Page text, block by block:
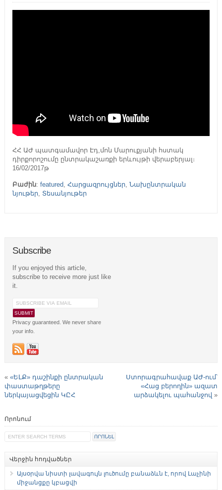
ՀՀ ԱԺ պատգամավոր Էդ,մոն Մարուքյանի հստակ
դիրքորոշումը ընտրակաշառքի երևույթի վերաբերյալ։
16/02/2017թ
Բաժին: featured, Հարցազրույցներ, Նախընտրական
նյութեր, Տեսանյութեր
Subscribe
If you enjoyed this article,
subscribe to receive more just like
it.
Privacy guaranteed. We never share
your info.
« «ԵԼՔ» դաշինքի ընտրական
փաստաթղթերը
ներկայացվեցին ԿԸՀ
Ստորագրահավաք ԱԺ-ում՝
«Հաց բերողին» ազատ
արձակելու պահանջով »
Որոնում
Վերջին հոդվածներ
Այսօրվա նիստի լավագույն լուծումը բանաձևն է, որով Լաչինի
միջանցքը կբացվի